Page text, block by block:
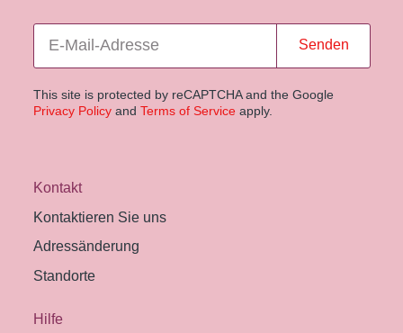
Senden
This site is protected by reCAPTCHA and the Google
Privacy Policyand Terms of Service apply.
Kontakt
Kontaktieren Sie uns
Adressänderung
Standorte
Hilfe